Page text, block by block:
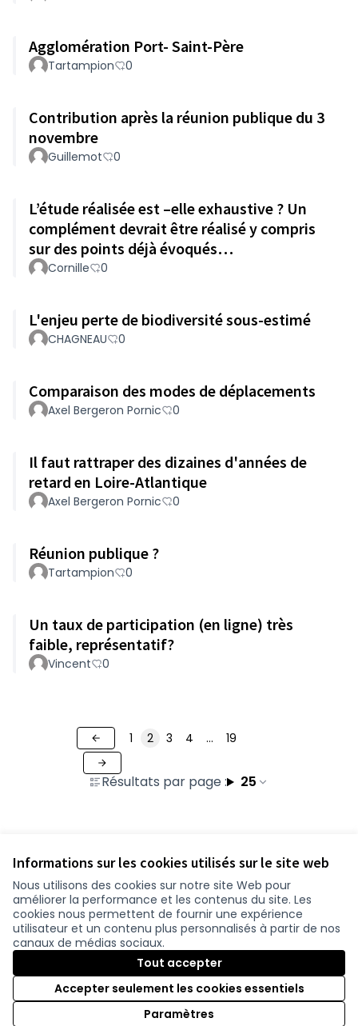
Informations sur les cookies utilisés sur le site web
Nous utilisons des cookies sur notre site Web pour
améliorer la performance et les contenus du site. Les
cookies nous permettent de fournir une expérience
utilisateur et un contenu plus personnalisés à partir de nos
canaux de médias sociaux.
Tout accepter
Accepter seulement les cookies essentiels
Paramètres
Agglomération Port- Saint-Père
Tartampion 0
Contribution après la réunion publique du 3
novembre
Guillemot 0
L’étude réalisée est –elle exhaustive ? Un
complément devrait être réalisé y compris
sur des points déjà évoqués…
Cornille 0
L'enjeu perte de biodiversité sous-estimé
CHAGNEAU 0
Comparaison des modes de déplacements
Axel Bergeron Pornic 0
Il faut rattraper des dizaines d'années de
retard en Loire-Atlantique
Axel Bergeron Pornic 0
Réunion publique ?
Tartampion 0
Un taux de participation (en ligne) très
faible, représentatif?
Vincent 0
Résultats par page : 25
1 2 3 4 … 19
Conditions d'utilisation
Paramètres des cookies
participer.loire-atlantique.fr sur Facebook
(Lien externe)
participer.loire-atlantique.fr sur Instagram
participer.loire-atlantique.fr sur YouTube
(Lien externe)
Licence
(Lien